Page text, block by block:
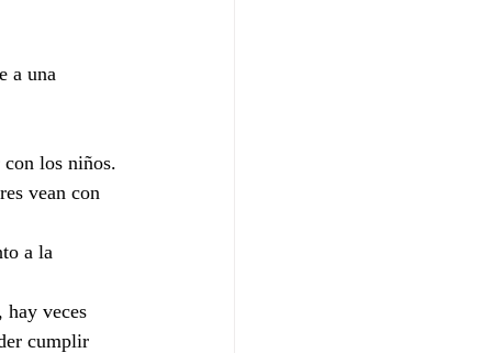
a una
con los niños.
vean con
a la
hay veces
cumplir